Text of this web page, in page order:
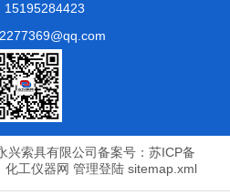
15195284423
兴索具有限公司备案号：苏ICP备
化工仪器网 管理登陆 sitemap.xml